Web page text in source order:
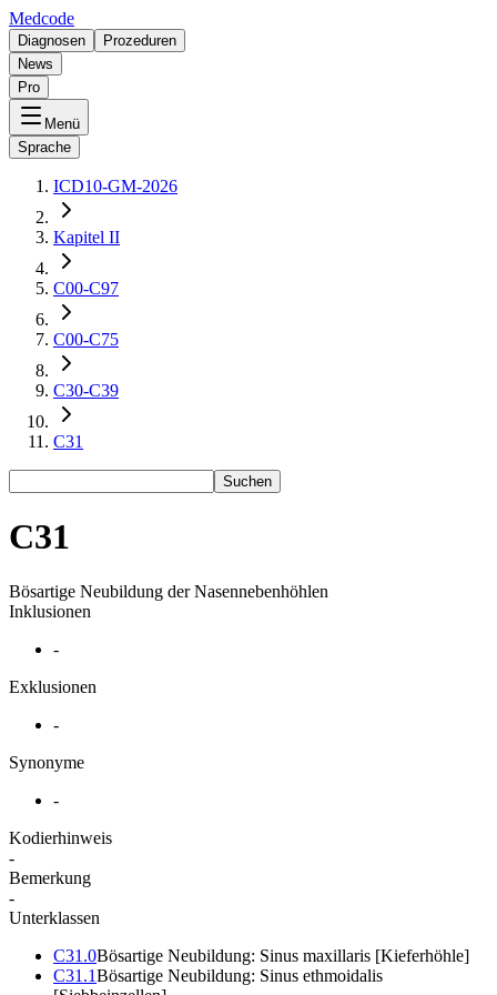
Medcode
Diagnosen
Prozeduren
News
Pro
Menü
Sprache
ICD10-GM-2026
Kapitel II
C00-C97
C00-C75
C30-C39
C31
Suchen
C31
Bösartige Neubildung der Nasennebenhöhlen
Inklusionen
-
Exklusionen
-
Synonyme
-
Kodierhinweis
-
Bemerkung
-
Unterklassen
C31.0Bösartige Neubildung: Sinus maxillaris [Kieferhöhle]
C31.1Bösartige Neubildung: Sinus ethmoidalis